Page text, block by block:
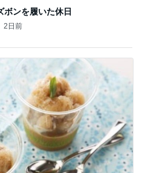
ボンを履いた休日
2日前